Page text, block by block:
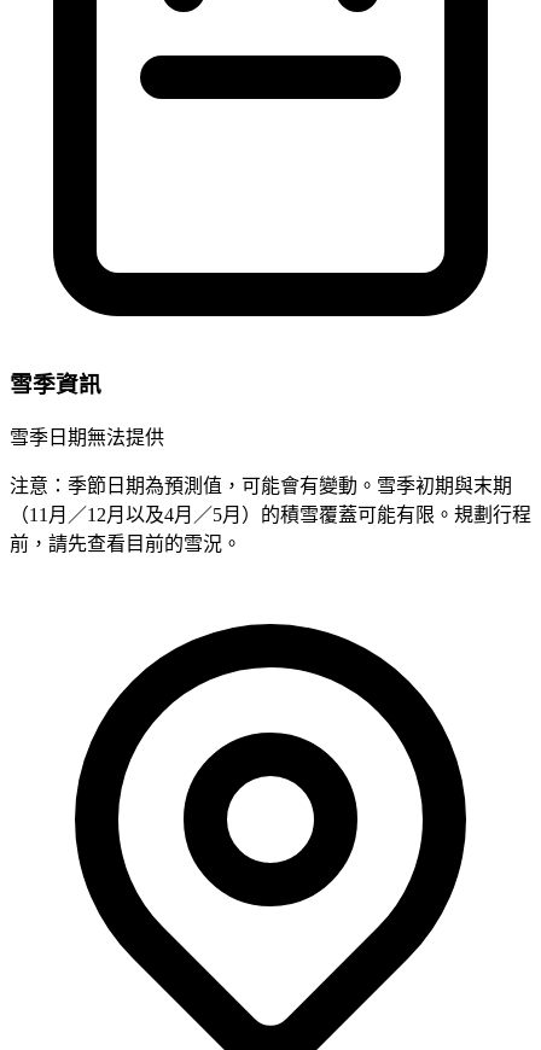
雪季資訊
雪季日期無法提供
注意：季節日期為預測值，可能會有變動。雪季初期與末期
（11月／12月以及4月／5月）的積雪覆蓋可能有限。規劃行程
前，請先查看目前的雪況。